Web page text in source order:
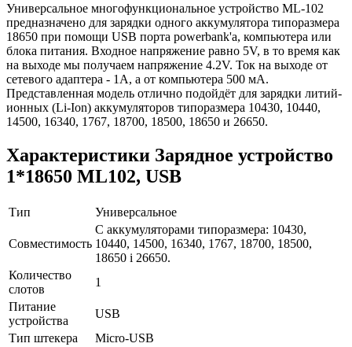
Универсальное многофункциональное устройство ML-102
предназначено для зарядки одного аккумулятора типоразмера
18650 при помощи USB порта powerbank'a, компьютера или
блока питания. Входное напряжение равно 5V, в то время как
на выходе мы получаем напряжение 4.2V. Ток на выходе от
сетевого адаптера - 1А, а от компьютера 500 мА.
Представленная модель отлично подойдёт для зарядки литий-
ионных (Li-Ion) аккумуляторов типоразмера 10430, 10440,
14500, 16340, 1767, 18700, 18500, 18650 и 26650.
Характеристики Зарядное устройство
1*18650 ML102, USB
Тип Универсальное
Совместимость
С аккумуляторами типоразмера: 10430,
10440, 14500, 16340, 1767, 18700, 18500,
18650 і 26650.
Количество
слотов
1
Питание
устройства
USB
Тип штекера
Micro-USB